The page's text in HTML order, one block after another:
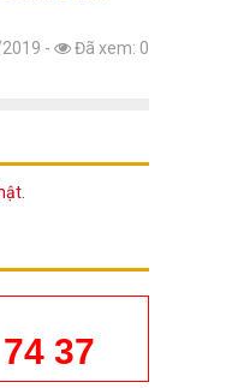
- Đã xem: 0
37